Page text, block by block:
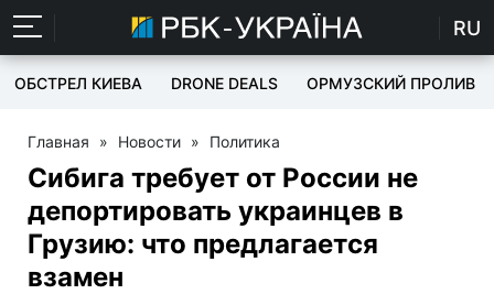
RU
ОБСТРЕЛ КИЕВА DRONE DEALS ОРМУЗСКИЙ ПРОЛИВ
Главная » Новости » Политика
Сибига требует от России не
депортировать украинцев в
Грузию: что предлагается
взамен